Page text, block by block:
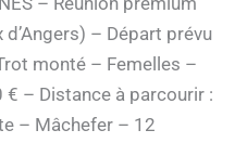
d’Angers) – Départ prévu
monté – Femelles –
– Distance à parcourir :
– Mâchefer – 12